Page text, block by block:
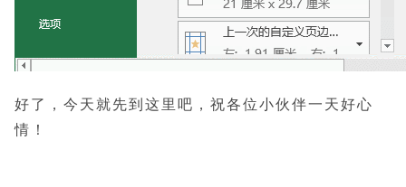
好了，今天就先到这里吧，祝各位小伙伴一天好心
情！